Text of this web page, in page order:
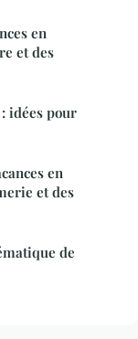
en
et des
idées pour
en
et des
de